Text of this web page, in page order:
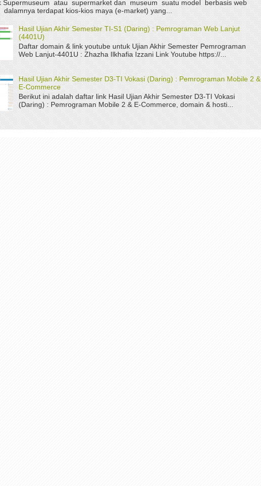
Supermuseum atau supermarket dan museum suatu model berbasis web
dalamnya terdapat kios-kios maya (e-market) yang...
Hasil Ujian Akhir Semester TI-S1 (Daring) : Pemrograman Web Lanjut
(4401U)
Daftar domain & link youtube untuk Ujian Akhir Semester Pemrograman
Web Lanjut-4401U : Zhazha Ilkhafia Izzani Link Youtube https://...
Hasil Ujian Akhir Semester D3-TI Vokasi (Daring) : Pemrograman Mobile 2 &
E-Commerce
Berikut ini adalah daftar link Hasil Ujian Akhir Semester D3-TI Vokasi
(Daring) : Pemrograman Mobile 2 & E-Commerce, domain & hosti...